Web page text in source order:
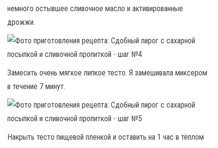
немного остывшее сливочное масло и активированные
дрожжи.
Замесить очень мягкое липкое тесто. Я замешивала миксером
в течение 7 минут.
Накрыть тесто пищевой пленкой и оставить на 1 час в тёплом